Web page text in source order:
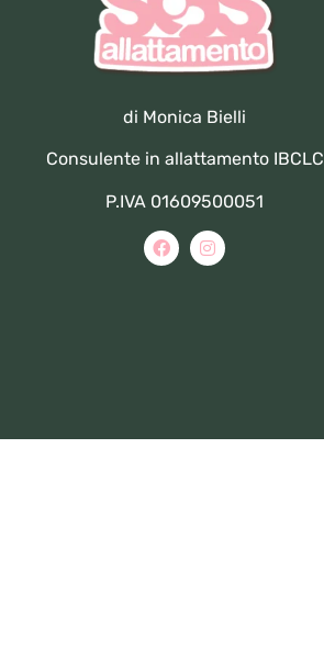
di Monica Bielli
Consulente in allattamento IBCLC
P.IVA 01609500051